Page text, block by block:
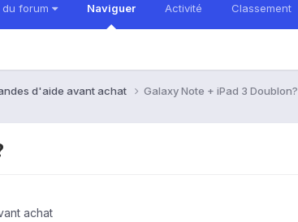
du forum Naviguer Activité Classement
d'aide avant achat Galaxy Note + iPad 3 Doublon?
achat